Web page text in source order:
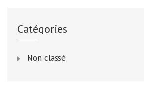
Catégories
Non classé